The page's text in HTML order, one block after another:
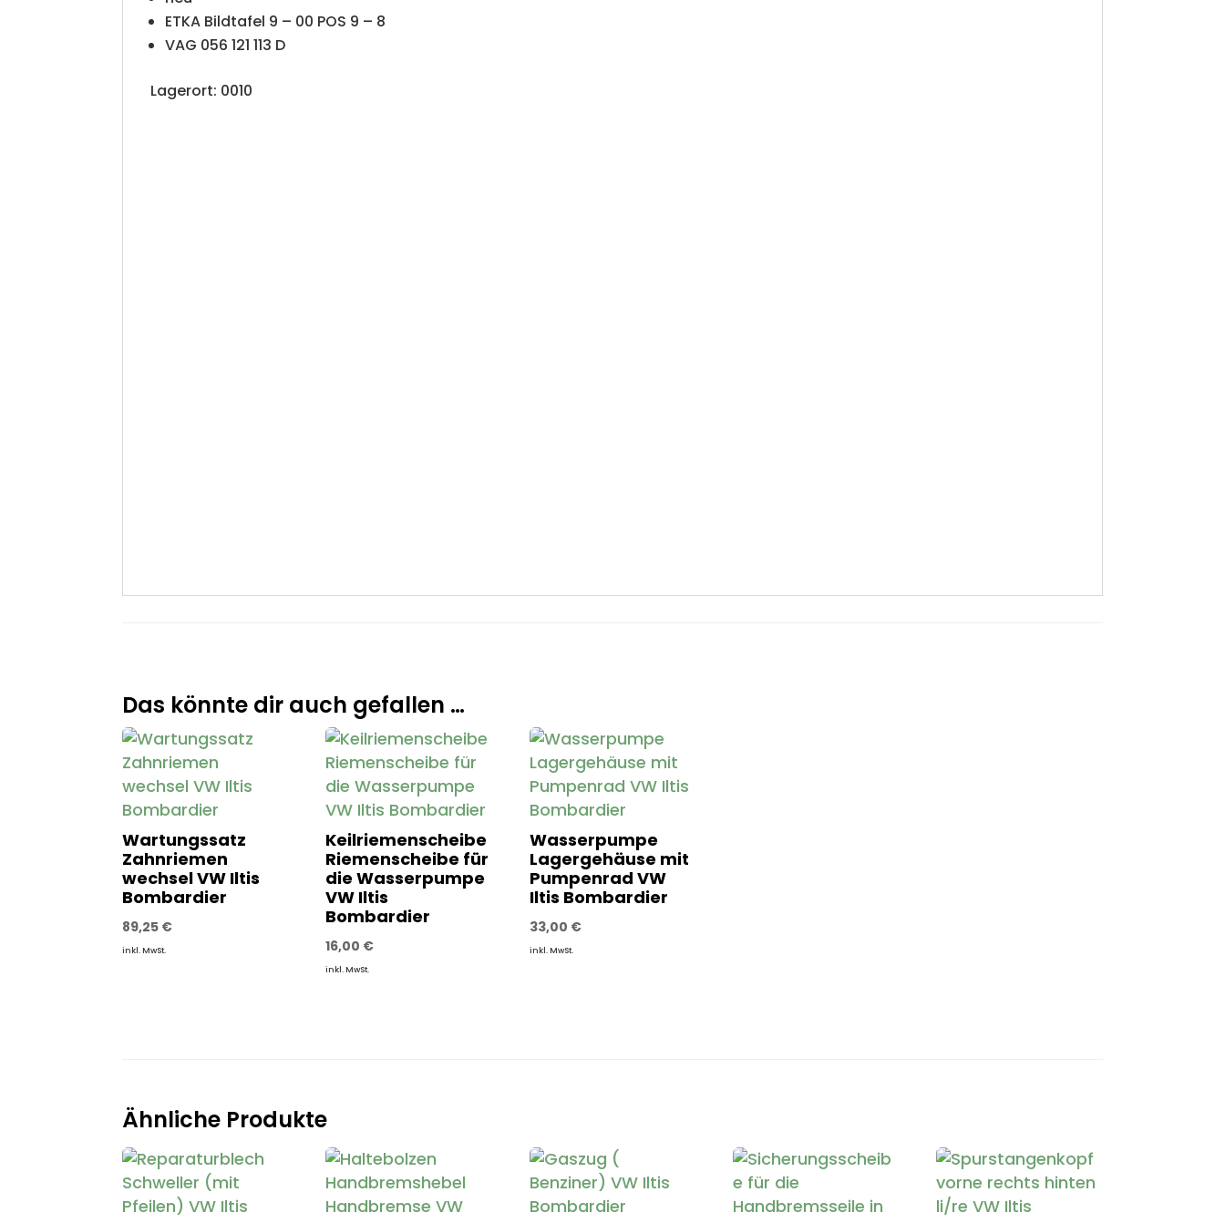
ETKA Bildtafel 9 – 00 POS 9 – 8
VAG 056 121 113 D
Lagerort: 0010
Das könnte dir auch gefallen …
Wartungssatz
Zahnriemen
wechsel VW Iltis
Bombardier
89,25 €
inkl. MwSt.
Keilriemenscheibe
Riemenscheibe für
die Wasserpumpe
VW Iltis
Bombardier
16,00 €
inkl. MwSt.
Wasserpumpe
Lagergehäuse mit
Pumpenrad VW
Iltis Bombardier
33,00 €
inkl. MwSt.
Ähnliche Produkte